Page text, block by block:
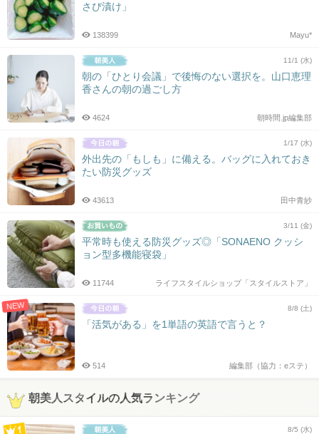
さび漬け」
Mayu*
138399
11/1 (水)
朝の「ひとり会議」で後悔のない選択を。山口恵理
香さんの朝の過ごし方
朝時間.jp編集部
4624
1/17 (水)
外出先の「もしも」に備える。バッグに入れておき
たい防災グッズ
田中青紗
43613
3/11 (金)
平常時も使える防災グッズ◎「SONAENO クッシ
ョン型多機能寝袋」
ライフスタイルショップ「スタイルストア」
11744
NEW 8/8 (土)
「活気がある」を1単語の英語で言うと？
編集部（協力：eステ）
514
朝美人スタイルの人気ランキング
8/5 (水)